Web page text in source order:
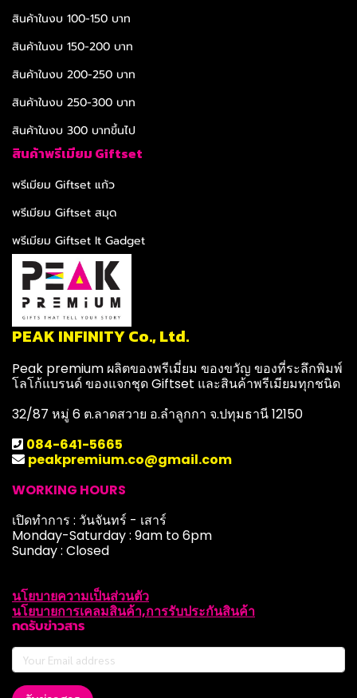
สินค้าในงบ 100-150 บาท
สินค้าในงบ 150-200 บาท
สินค้าในงบ 200-250 บาท
สินค้าในงบ 250-300 บาท
สินค้าในงบ 300 บาทขึ้นไป
สินค้าพรีเมียม Giftset
พรีเมียม Giftset แก้ว
พรีเมียม Giftset สมุด
พรีเมียม Giftset It Gadget
PEAK INFINITY Co., Ltd.
Peak premium ผลิตของพรีเมี่ยม ของขวัญ ของที่ระลึกพิมพ์
โลโก้แบรนด์ ของแจกชุด Giftset และสินค้าพรีเมียมทุกชนิด
32/87 หมู่ 6 ต.ลาดสวาย อ.ลำลูกกา จ.ปทุมธานี 12150
084-641-5665
peakpremium.co@gmail.com
WORKING HOURS
เปิดทำการ : วันจันทร์ - เสาร์
Monday-Saturday : 9am to 6pm
Sunday : Closed
นโยบายความเป็นส่วนตัว
นโยบายการเคลมสินค้า,การรับประกันสินค้า
กดรับข่าวสาร